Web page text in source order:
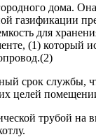
дома.
газификации
для
(1) который
срок службы,
целей
трубой